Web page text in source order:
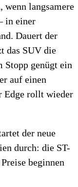
wenn langsamere
in einer
Dauert der
das SUV die
Stopp genügt ein
auf einen
Edge rollt wieder
der neue
durch: die ST-
beginnen